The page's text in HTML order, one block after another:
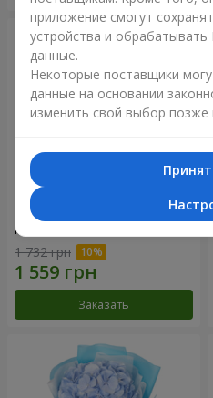
Композиция "Нежное
прикосновение"
1 732 грн
Заказать
приложение смогут
устройства и
данные.
Некоторые поставщики
данные на основании
изменить свой выбор позже